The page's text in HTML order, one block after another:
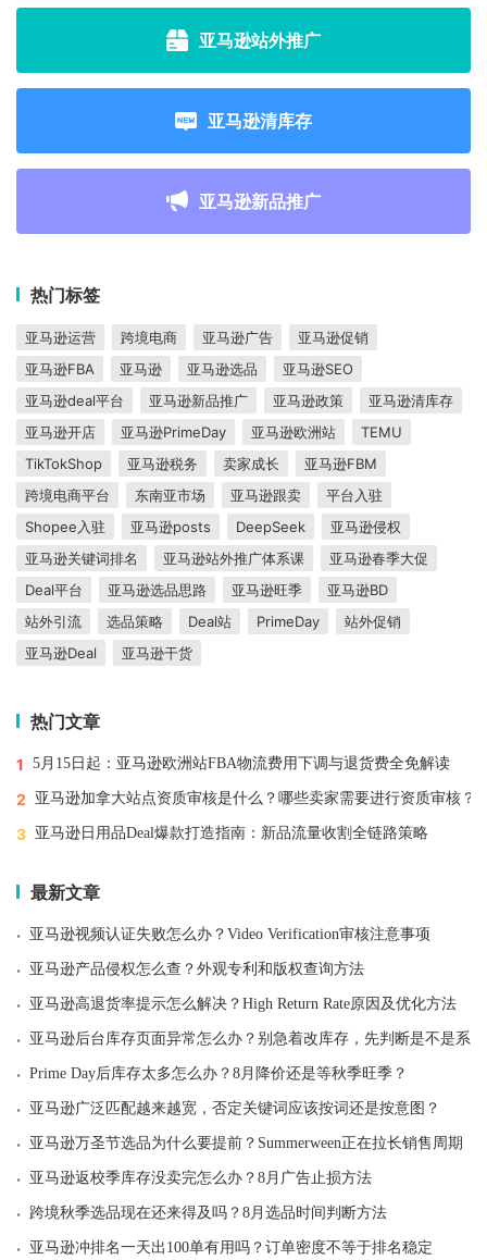
亚马逊站外推广
亚马逊清库存
亚马逊新品推广
热门标签
亚马逊运营 跨境电商 亚马逊广告
亚马逊促销
亚马逊FBA
亚马逊 亚马逊选品
亚马逊SEO
亚马逊deal平台
亚马逊新品推广 亚马逊政策
亚马逊清库存
亚马逊开店
亚马逊PrimeDay 亚马逊欧洲站
TEMU
TikTokShop
亚马逊税务 卖家成长
亚马逊FBM
跨境电商平台
东南亚市场 亚马逊跟卖
平台入驻
Shopee入驻
亚马逊posts DeepSeek
亚马逊侵权
亚马逊关键词排名
亚马逊站外推广体系课
亚马逊春季大促
Deal平台
亚马逊选品思路 亚马逊旺季
亚马逊BD
站外引流
选品策略 Deal站 PrimeDay
站外促销
亚马逊Deal
亚马逊干货
热门文章
1 5月15日起：亚马逊欧洲站FBA物流费用下调与退货费全免解读
2 亚马逊加拿大站点资质审核是什么？哪些卖家需要进行资质审核？
3 亚马逊日用品Deal爆款打造指南：新品流量收割全链路策略
最新文章
· 亚马逊视频认证失败怎么办？Video Verification审核注意事项
· 亚马逊产品侵权怎么查？外观专利和版权查询方法
· 亚马逊高退货率提示怎么解决？High Return Rate原因及优化方法
· 亚马逊后台库存页面异常怎么办？别急着改库存，先判断是不是系
· Prime Day后库存太多怎么办？8月降价还是等秋季旺季？
· 亚马逊广泛匹配越来越宽，否定关键词应该按词还是按意图？
· 亚马逊万圣节选品为什么要提前？Summerween正在拉长销售周期
· 亚马逊返校季库存没卖完怎么办？8月广告止损方法
· 跨境秋季选品现在还来得及吗？8月选品时间判断方法
· 亚马逊冲排名一天出100单有用吗？订单密度不等于排名稳定